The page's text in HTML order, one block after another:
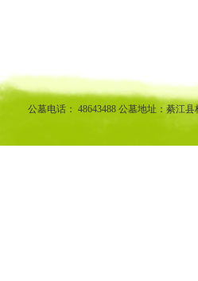
公墓电话： 48643488 公墓地址：綦江